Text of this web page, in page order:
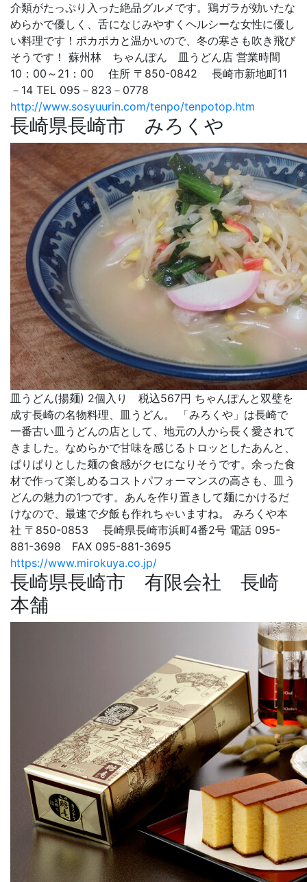
介類がたっぷり入った絶品グルメです。鶏ガラが効いたな
めらかで優しく、舌になじみやすくヘルシーな女性に優し
い料理です！ポカポカと温かいので、冬の寒さも吹き飛び
そうです！ 蘇州林 ちゃんぽん 皿うどん店 営業時間
10：00～21：00 住所 〒850-0842 長崎市新地町11
－14 TEL 095－823－0778
http://www.sosyuurin.com/tenpo/tenpotop.htm
長崎県長崎市 みろくや
皿うどん(揚麺) 2個入り 税込567円 ちゃんぽんと双璧を
成す長崎の名物料理、皿うどん。 「みろくや」は長崎で
一番古い皿うどんの店として、地元の人から長く愛されて
きました。なめらかで甘味を感じるトロッとしたあんと、
ぱりぱりとした麺の食感がクセになりそうです。余った食
材で作って楽しめるコストパフォーマンスの高さも、皿う
どんの魅力の1つです。あんを作り置きして麺にかけるだ
けなので、最速で夕飯も作れちゃいますね。 みろくや本
社 〒850-0853 長崎県長崎市浜町4番2号 電話 095-
881-3698 FAX 095-881-3695
https://www.mirokuya.co.jp/
長崎県長崎市 有限会社 長崎
本舗